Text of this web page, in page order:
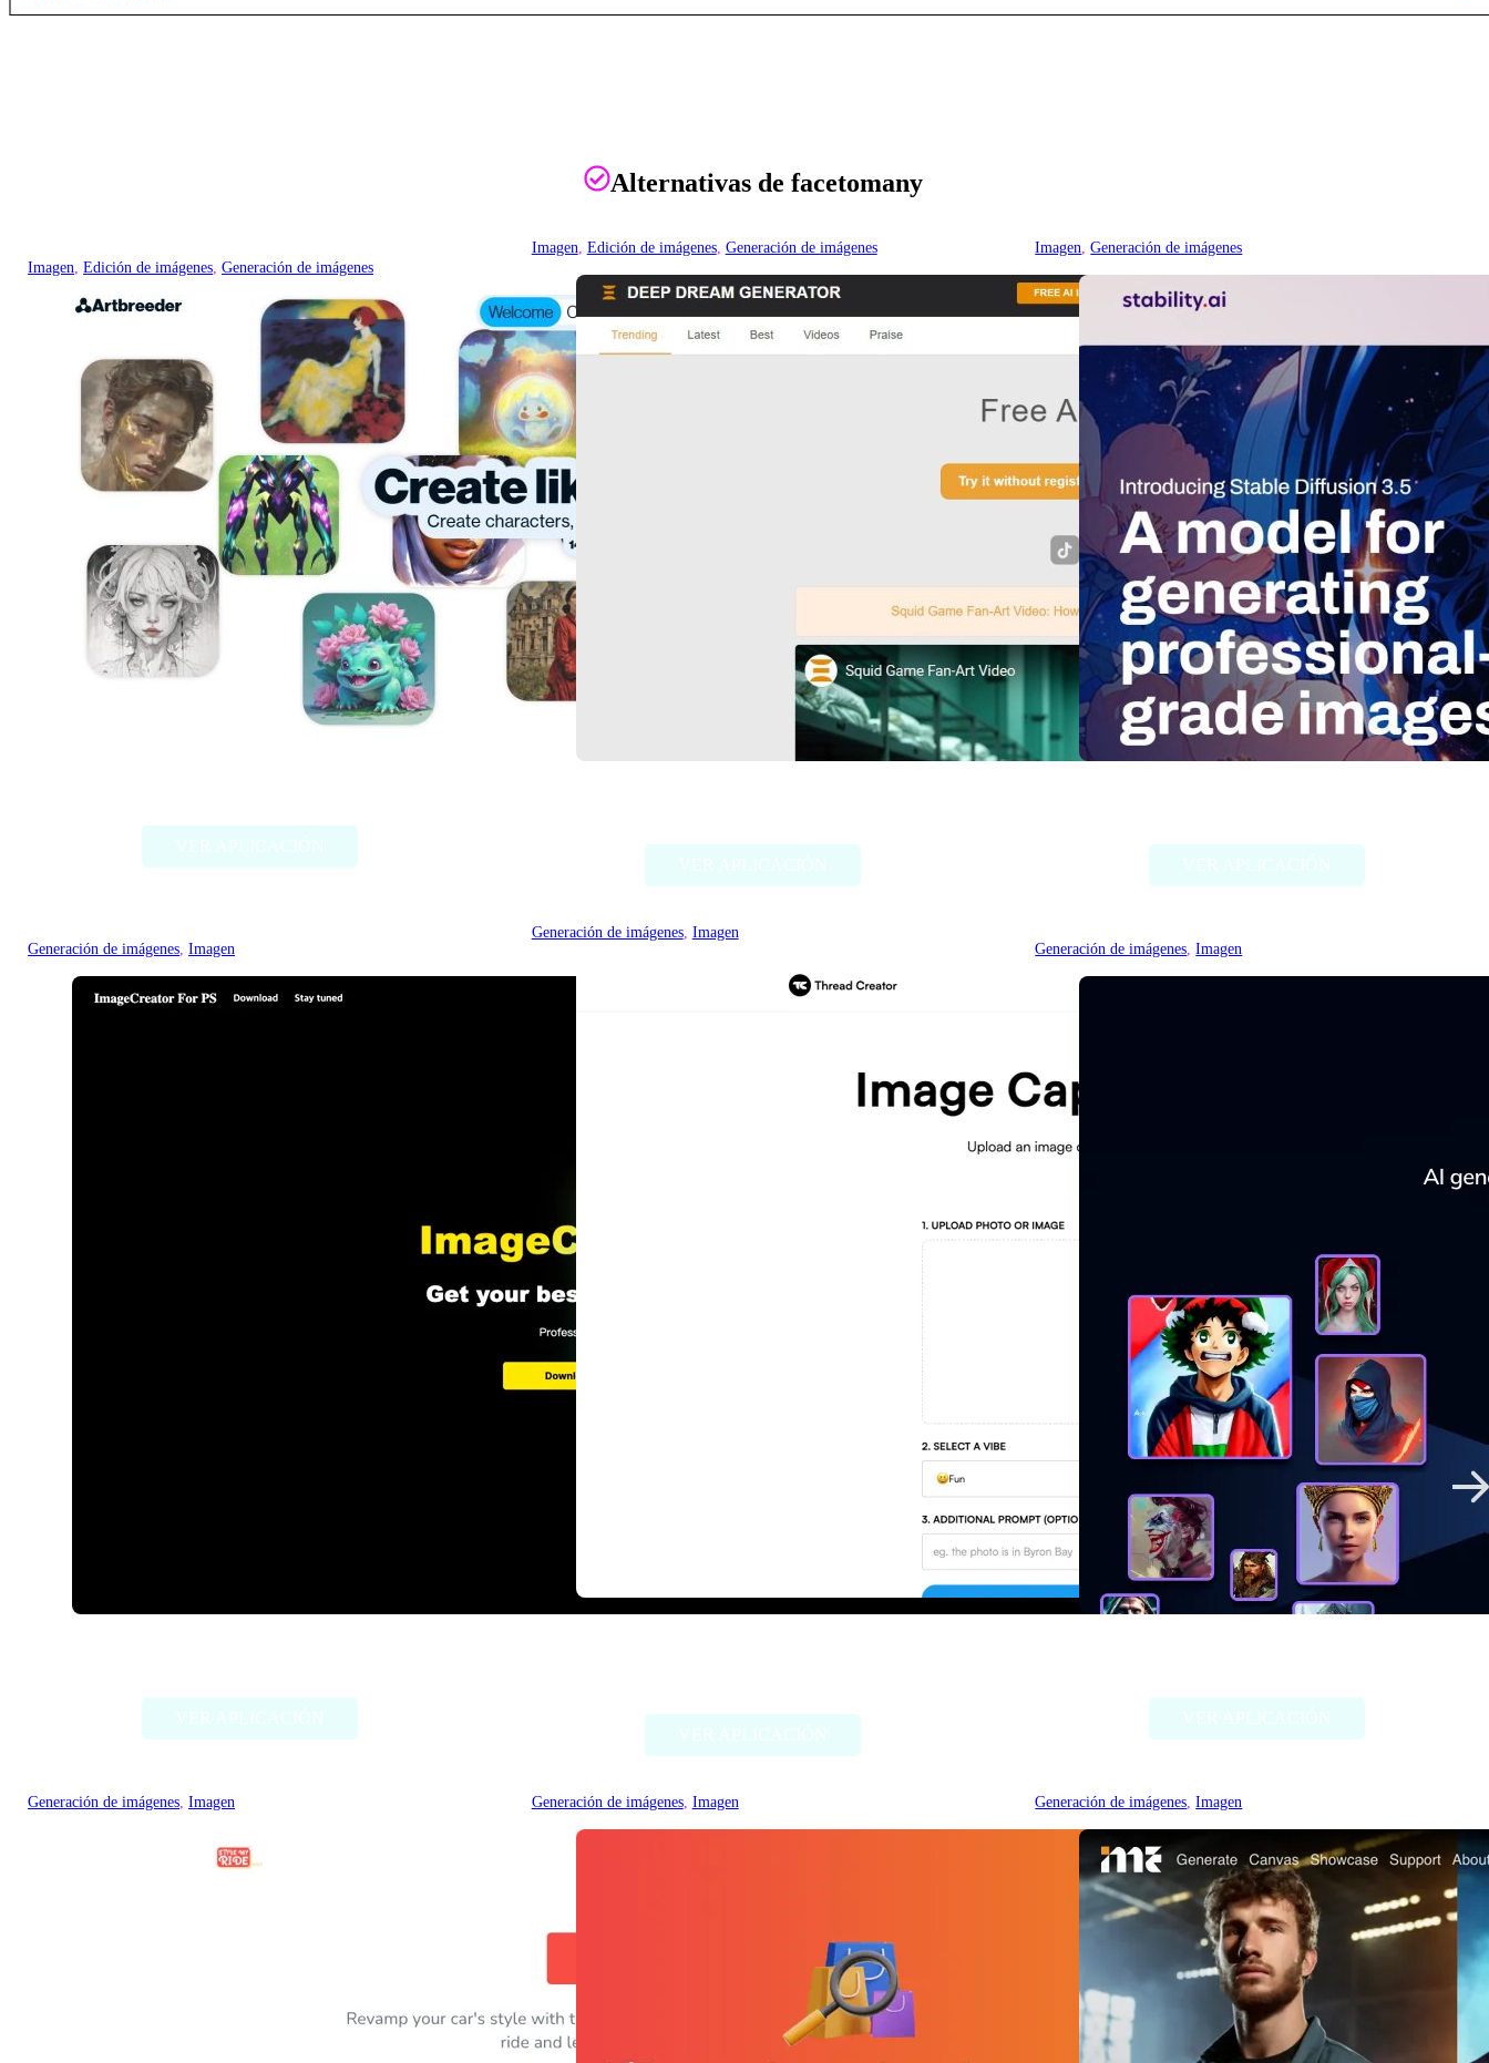
Alternativas de facetomany
Imagen , Edición de imágenes , Generación de imágenes
Imagen, Edición de imágenes, Generación de imágenes Imagen, Generación de imágenes
Generación de imágenes, Imagen
Generación de imágenes, Imagen
Generación de imágenes, Imagen
Generación de imágenes, Imagen Generación de imágenes, Imagen Generación de imágenes, Imagen